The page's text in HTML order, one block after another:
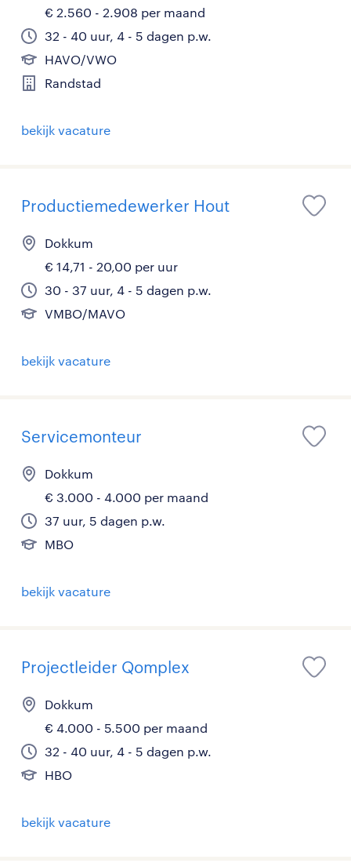
€ 2.560 - 2.908 per maand
32 - 40 uur, 4 - 5 dagen p.w.
HAVO/VWO
Randstad
bekijk vacature
Productiemedewerker Hout
Dokkum
€ 14,71 - 20,00 per uur
30 - 37 uur, 4 - 5 dagen p.w.
VMBO/MAVO
bekijk vacature
Servicemonteur
Dokkum
€ 3.000 - 4.000 per maand
37 uur, 5 dagen p.w.
MBO
bekijk vacature
Projectleider Qomplex
Dokkum
€ 4.000 - 5.500 per maand
32 - 40 uur, 4 - 5 dagen p.w.
HBO
bekijk vacature